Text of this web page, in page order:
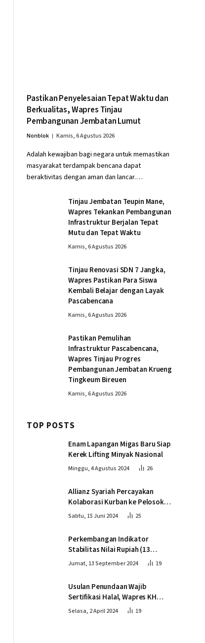
Pastikan Penyelesaian Tepat Waktu dan
Berkualitas, Wapres Tinjau
Pembangunan Jembatan Lumut
Nonblok Kamis, 6 Agustus 2026
Adalah kewajiban bagi negara untuk memastikan
masyarakat terdampak bencana dapat
beraktivitas dengan aman dan lancar.…
Tinjau Jembatan Teupin Mane,
Wapres Tekankan Pembangunan
Infrastruktur Berjalan Tepat
Mutu dan Tepat Waktu
Kamis, 6 Agustus 2026
Tinjau Renovasi SDN 7 Jangka,
Wapres Pastikan Para Siswa
Kembali Belajar dengan Layak
Pascabencana
Kamis, 6 Agustus 2026
Pastikan Pemulihan
Infrastruktur Pascabencana,
Wapres Tinjau Progres
Pembangunan Jembatan Krueng
Tingkeum Bireuen
Kamis, 6 Agustus 2026
TOP POSTS
Enam Lapangan Migas Baru Siap
Kerek Lifting Minyak Nasional
Minggu, 4 Agustus 2024 26
Allianz Syariah Percayakan
Kolaborasi Kurban ke Pelosok
Negeri bersama Dompet Dhuafa
Sabtu, 15 Juni 2024 25
Perkembangan Indikator
Stabilitas Nilai Rupiah (13
September 2024)
Jumat, 13 September 2024 19
Usulan Penundaan Wajib
Sertifikasi Halal, Wapres KH
Ma’ruf Amin: Proses Tetap
Selasa, 2 April 2024 19